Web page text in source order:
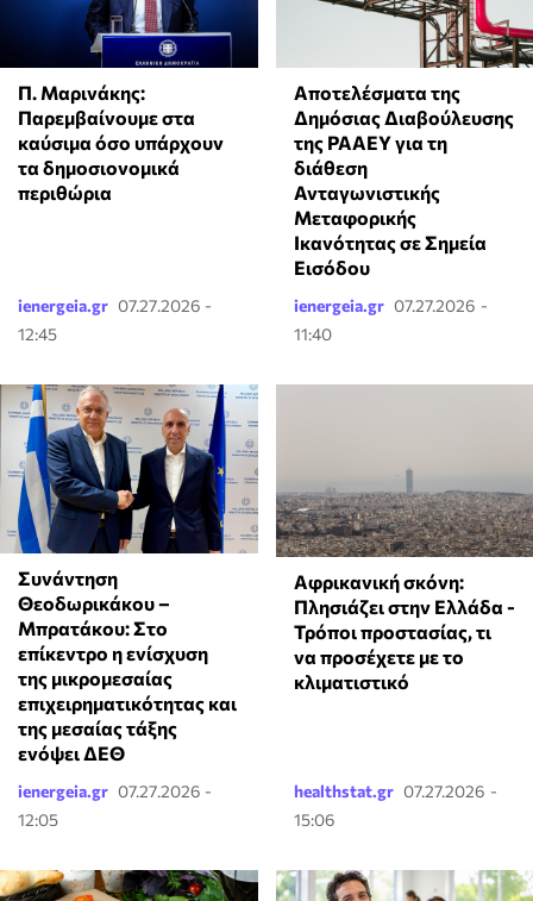
Π. Μαρινάκης:
Παρεμβαίνουμε στα
καύσιμα όσο υπάρχουν
τα δημοσιονομικά
περιθώρια
ienergeia.gr 07.27.2026 -
12:45
Αποτελέσματα της
Δημόσιας Διαβούλευσης
της ΡΑΑΕΥ για τη
διάθεση
Ανταγωνιστικής
Μεταφορικής
Ικανότητας σε Σημεία
Εισόδου
ienergeia.gr 07.27.2026 -
11:40
Συνάντηση
Θεοδωρικάκου –
Μπρατάκου: Στο
επίκεντρο η ενίσχυση
της μικρομεσαίας
επιχειρηματικότητας και
της μεσαίας τάξης
ενόψει ΔΕΘ
ienergeia.gr 07.27.2026 -
12:05
Αφρικανική σκόνη:
Πλησιάζει στην Ελλάδα -
Τρόποι προστασίας, τι
να προσέχετε με το
κλιματιστικό
healthstat.gr 07.27.2026 -
15:06